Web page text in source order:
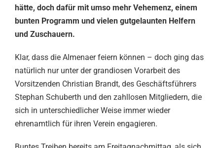
hätte, doch dafür mit umso mehr Vehemenz, einem
bunten Programm und vielen gutgelaunten Helfern
und Zuschauern.
Klar, dass die Almenaer feiern können – doch ging das
natürlich nur unter der grandiosen Vorarbeit des
Vorsitzenden Christian Brandt, des Geschäftsführers
Stephan Schuberth und den zahllosen Mitgliedern, die
sich in unterschiedlicher Weise immer wieder
ehrenamtlich für ihren Verein engagieren.